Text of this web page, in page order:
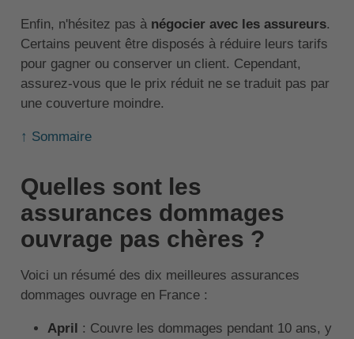
Enfin, n'hésitez pas à négocier avec les assureurs.
Certains peuvent être disposés à réduire leurs tarifs
pour gagner ou conserver un client. Cependant,
assurez-vous que le prix réduit ne se traduit pas par
une couverture moindre.
↑ Sommaire
Quelles sont les
assurances dommages
ouvrage pas chères ?
Voici un résumé des dix meilleures assurances
dommages ouvrage en France :
April
: Couvre les dommages pendant 10 ans, y